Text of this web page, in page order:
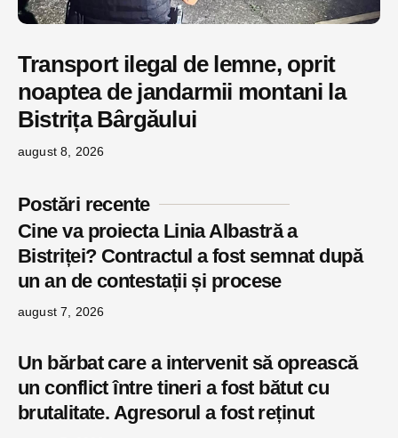
Transport ilegal de lemne, oprit
noaptea de jandarmii montani la
Bistrița Bârgăului
august 8, 2026
Postări recente
Cine va proiecta Linia Albastră a
Bistriței? Contractul a fost semnat după
un an de contestații și procese
august 7, 2026
Un bărbat care a intervenit să oprească
un conflict între tineri a fost bătut cu
brutalitate. Agresorul a fost reținut